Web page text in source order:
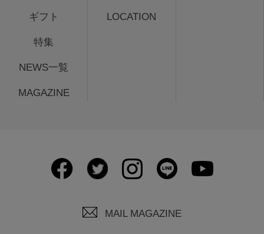
ギフト
特集
NEWS一覧
MAGAZINE
LOCATION
MAIL MAGAZINE